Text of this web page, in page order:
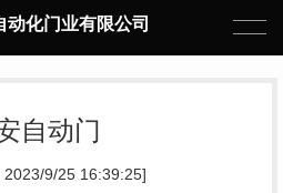
动化门业有限公司
自动门
2023/9/25 16:39:25]